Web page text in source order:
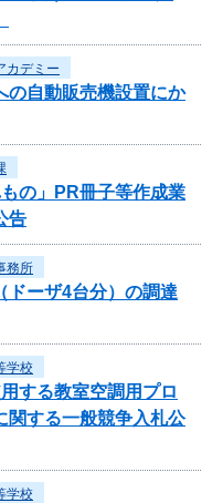
カデミー
の自動販売機設置にか
の」PR冊子等作成業
告
務所
ドーザ4台分）の調達
学校
する教室空調用プロ
関する一般競争入札公
学校